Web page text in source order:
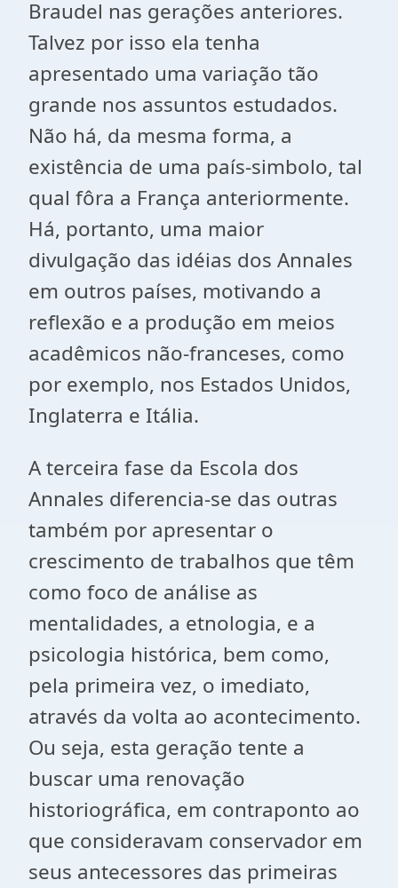
Braudel nas gerações anteriores.
Talvez por isso ela tenha
apresentado uma variação tão
grande nos assuntos estudados.
Não há, da mesma forma, a
existência de uma país-simbolo, tal
qual fôra a França anteriormente.
Há, portanto, uma maior
divulgação das idéias dos Annales
em outros países, motivando a
reflexão e a produção em meios
acadêmicos não-franceses, como
por exemplo, nos Estados Unidos,
Inglaterra e Itália.
A terceira fase da Escola dos
Annales diferencia-se das outras
também por apresentar o
crescimento de trabalhos que têm
como foco de análise as
mentalidades, a etnologia, e a
psicologia histórica, bem como,
pela primeira vez, o imediato,
através da volta ao acontecimento.
Ou seja, esta geração tente a
buscar uma renovação
historiográfica, em contraponto ao
que consideravam conservador em
seus antecessores das primeiras